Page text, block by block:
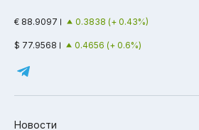
€ 88.9097 0.3838 (+ 0.43%)
$ 77.9568 0.4656 (+ 0.6%)
Новости